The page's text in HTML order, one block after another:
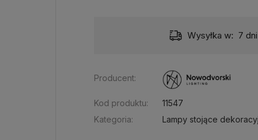
Wysyłka w: 7
Producent:
Kod produktu:
11547
Kategoria:
Lampy stojące